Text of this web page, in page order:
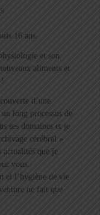
16 ans.
et son
aliments et
d’une
long processus de
ses domaines et je
cérébral »
actualités que je
vous.
et l’hygiène de vie
ne fait que